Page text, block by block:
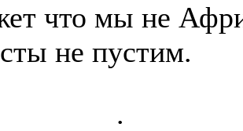
что мы не
не пустим.
.